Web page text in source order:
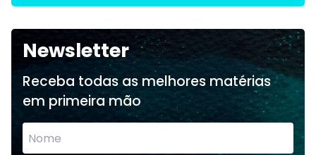
Newsletter
Receba todas as melhores matérias
em primeira mão